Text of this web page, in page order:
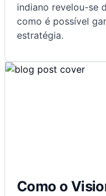
indiano revelou-se
como é possível
estratégia.
Como o